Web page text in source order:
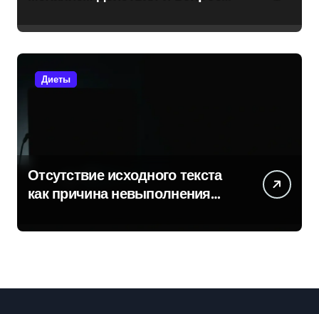
Диеты
Отсутствие исходного текста
как причина невыполнения